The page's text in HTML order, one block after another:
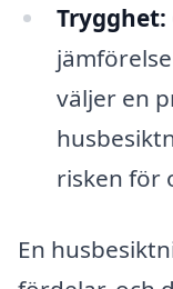
Trygghet:
väljer en
risken för
En